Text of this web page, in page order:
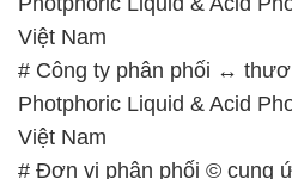
Việt Nam
# Công ty phân phối ↔
Photphoric Liquid & Acid
Việt Nam
# Đơn vị phân phối © cung